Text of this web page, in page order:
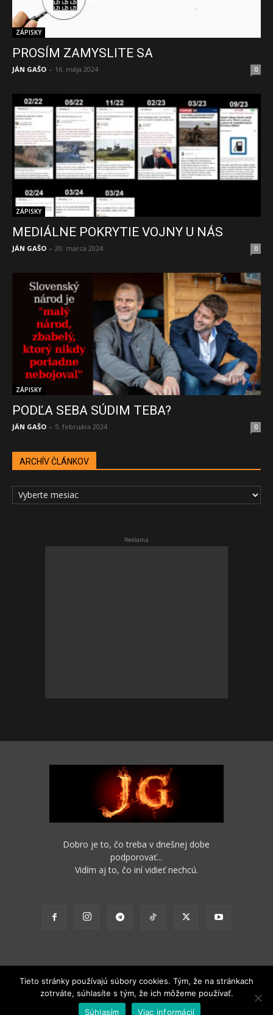
ZÁPISKY
PROSÍM ZAMYSLITE SA
JÁN GAŠO - 16. mája 2024 0
ZÁPISKY
MEDIÁLNE POKRYTIE VOJNY U NÁS
JÁN GAŠO - 20. marca 2024 0
ZÁPISKY
PODĽA SEBA SÚDIM TEBA?
JÁN GAŠO - 5. februára 2024 0
ARCHÍV ČLÁNKOV
ARCHÍV
ČLÁNKOV
Reklama
Dobro je to, čo treba v dnešnej dobe
podporovať...
Vidím aj to, čo iní vidieť nechcú.
2012 - 2022 Obsah stránok je možné s funkčným odkazom na pôvodný
Tieto stránky používajú súbory cookies. Tým, že na stránkach
zotrváte, súhlasíte s tým, že ich môžeme používať.
Súhlasím
Viac informácií